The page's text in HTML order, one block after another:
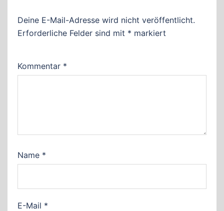
Deine E-Mail-Adresse wird nicht veröffentlicht.
Erforderliche Felder sind mit * markiert
Kommentar *
Name *
E-Mail *